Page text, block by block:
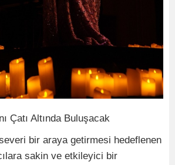
Çatı Altında Buluşacak
bir araya getirmesi hedeflenen
sakin ve etkileyici bir